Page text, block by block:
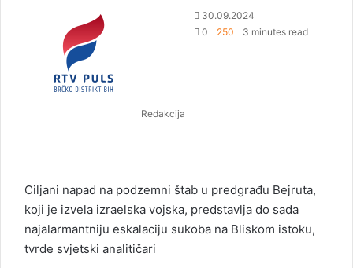
Redakcija
30.09.2024
0
250 3 minutes read
Ciljani napad na podzemni štab u predgrađu Bejruta,
koji je izvela izraelska vojska, predstavlja do sada
najalarmantniju eskalaciju sukoba na Bliskom istoku,
tvrde svjetski analitičari